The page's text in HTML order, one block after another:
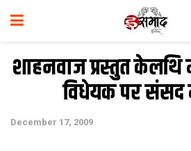
शाहनवाज प्रस्तुत
विधेयक पर संसद
December 17, 2009